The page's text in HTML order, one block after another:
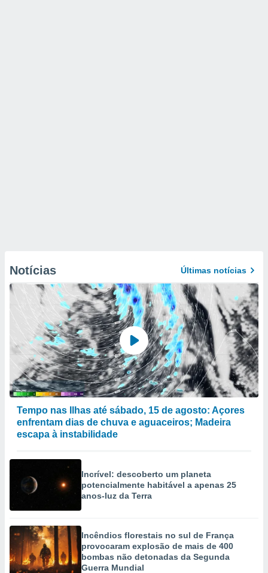
Notícias Últimas notícias
Tempo nas Ilhas até sábado, 15 de agosto: Açores
enfrentam dias de chuva e aguaceiros; Madeira
escapa à instabilidade
Incrível: descoberto um planeta
potencialmente habitável a apenas 25
anos-luz da Terra
Incêndios florestais no sul de França
provocaram explosão de mais de 400
bombas não detonadas da Segunda
Guerra Mundial